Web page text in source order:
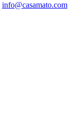
info@casamato.com